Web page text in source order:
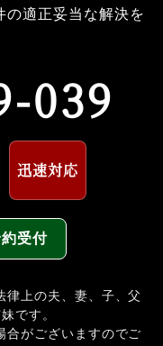
の適正妥当な解決を
039
迅速対応
受付
上の夫、妻、子、父
です。
合がございますのでご